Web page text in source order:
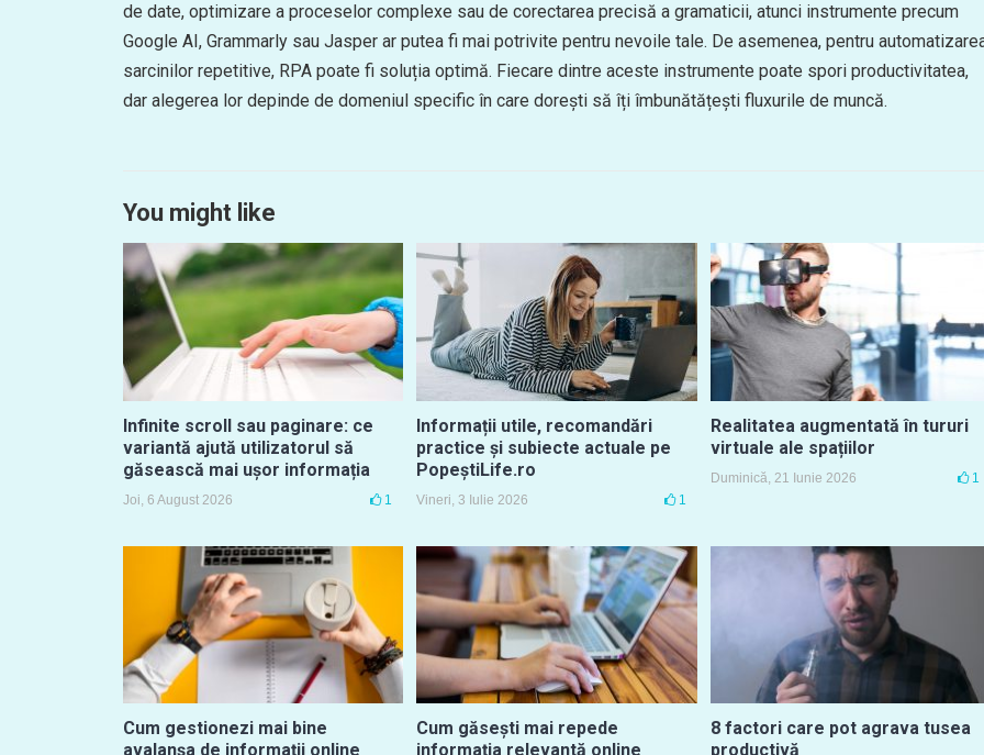
de date, optimizare a proceselor complexe sau de corectarea precisă a gramaticii, atunci instrumente precum
Google AI, Grammarly sau Jasper ar putea fi mai potrivite pentru nevoile tale. De asemenea, pentru
sarcinilor repetitive, RPA poate fi soluția optimă. Fiecare dintre aceste instrumente poate spori productivitatea,
dar alegerea lor depinde de domeniul specific în care dorești să îți îmbunătățești fluxurile de muncă.
You might like
Infinite scroll sau paginare: ce
variantă ajută utilizatorul să
găsească mai ușor informația
Joi, 6 August 2026 1
Informații utile, recomandări
practice și subiecte actuale pe
PopeștiLife.ro
Vineri, 3 Iulie 2026 1
Realitatea augmentată în tururi
virtuale ale spațiilor
Duminică, 21 Iunie 2026 1
Cum gestionezi mai bine
avalanșa de informații online
Cum găsești mai repede
informația relevantă online
8 factori care pot agrava tusea
productivă